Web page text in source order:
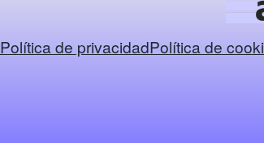
Política de privacidadPolítica de